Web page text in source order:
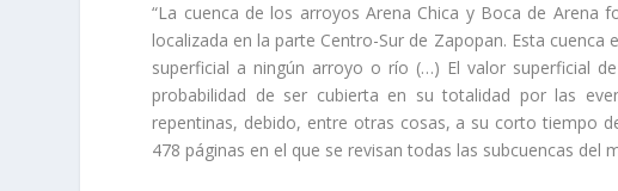
“La cuenca de los arroyos Arena Chica y Boca de Arena
localizada en la parte Centro-Sur de Zapopan. Esta
superficial a ningún arroyo o río (…) El valor superficial
probabilidad de ser cubierta en su totalidad por las
repentinas, debido, entre otras cosas, a su corto tiempo
478 páginas en el que se revisan todas las subcuencas del